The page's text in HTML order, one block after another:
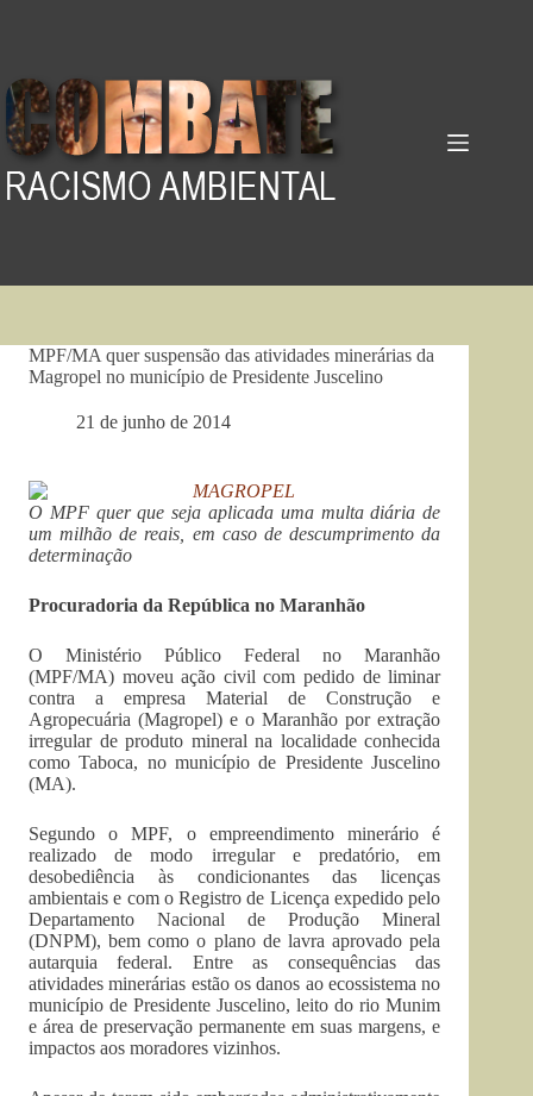
MPF/MA quer suspensão das atividades minerárias da
Magropel no município de Presidente Juscelino
21 de junho de 2014
O MPF quer que seja aplicada uma multa diária de
um milhão de reais, em caso de descumprimento da
determinação
Procuradoria da República no Maranhão
O Ministério Público Federal no Maranhão
(MPF/MA) moveu ação civil com pedido de liminar
contra a empresa Material de Construção e
Agropecuária (Magropel) e o Maranhão por extração
irregular de produto mineral na localidade conhecida
como Taboca, no município de Presidente Juscelino
(MA).
Segundo o MPF, o empreendimento minerário é
realizado de modo irregular e predatório, em
desobediência às condicionantes das licenças
ambientais e com o Registro de Licença expedido pelo
Departamento Nacional de Produção Mineral
(DNPM), bem como o plano de lavra aprovado pela
autarquia federal. Entre as consequências das
atividades minerárias estão os danos ao ecossistema no
município de Presidente Juscelino, leito do rio Munim
e área de preservação permanente em suas margens, e
impactos aos moradores vizinhos.